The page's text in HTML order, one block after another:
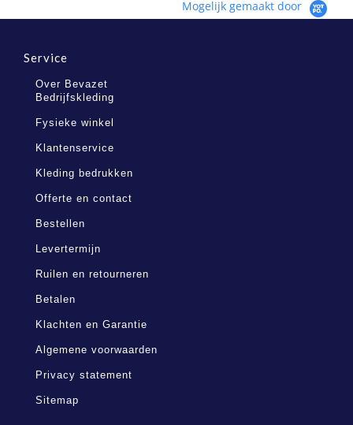
Mogelijk gemaakt door
Service
Over Bevazet
Bedrijfskleding
Fysieke winkel
Klantenservice
Kleding bedrukken
Offerte en contact
Bestellen
Levertermijn
Ruilen en retourneren
Betalen
Klachten en Garantie
Algemene voorwaarden
Privacy statement
Sitemap